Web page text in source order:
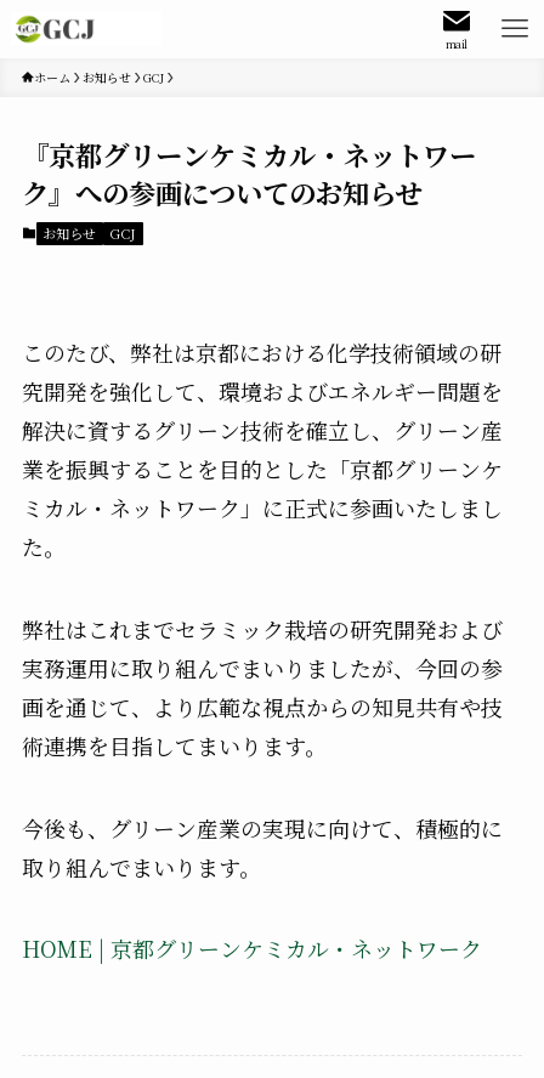
mail
ホーム お知らせ GCJ
『京都グリーンケミカル・ネットワー
ク』への参画についてのお知らせ
お知らせ GCJ
このたび、弊社は京都における化学技術領域の研
究開発を強化して、環境およびエネルギー問題を
解決に資するグリーン技術を確立し、グリーン産
業を振興することを目的とした「京都グリーンケ
ミカル・ネットワーク」に正式に参画いたしまし
た。
弊社はこれまでセラミック栽培の研究開発および
実務運用に取り組んでまいりましたが、今回の参
画を通じて、より広範な視点からの知見共有や技
術連携を目指してまいります。
今後も、グリーン産業の実現に向けて、積極的に
取り組んでまいります。
HOME | 京都グリーンケミカル・ネットワーク